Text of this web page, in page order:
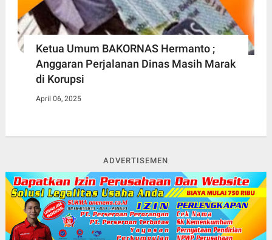
Ketua Umum BAKORNAS Hermanto ;
Anggaran Perjalanan Dinas Masih Marak
di Korupsi
April 06, 2025
ADVERTISEMEN